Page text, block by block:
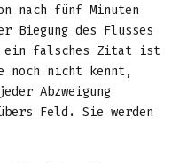
nach fünf Minuten
Biegung des Flusses
ein falsches Zitat ist
noch nicht kennt,
Abzweigung
Feld. Sie werden